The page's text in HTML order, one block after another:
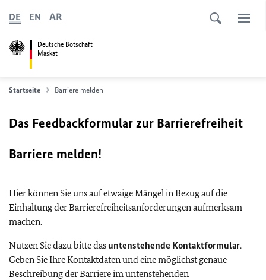
Deutsche Botschaft
Maskat
DE EN AR
Startseite Barriere melden
Das Feedbackformular zur Barrierefreiheit
Barriere melden!
Hier können Sie uns auf etwaige Mängel in Bezug auf die
Einhaltung der Barrierefreiheitsanforderungen aufmerksam
machen.
Nutzen Sie dazu bitte das untenstehende Kontaktformular.
Geben Sie Ihre Kontaktdaten und eine möglichst genaue
Beschreibung der Barriere im untenstehenden